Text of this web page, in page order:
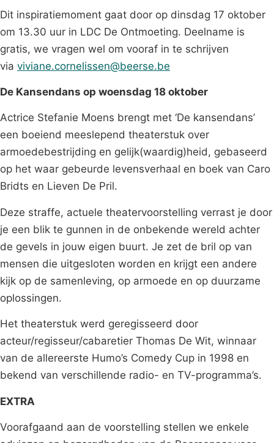
Dit inspiratiemoment gaat door op dinsdag 17 oktober
om 13.30 uur in LDC De Ontmoeting. Deelname is
gratis, we vragen wel om vooraf in te schrijven
via viviane.cornelissen@beerse.be
De Kansendans op woensdag 18 oktober
Actrice Stefanie Moens brengt met ‘De kansendans’
een boeiend meeslepend theaterstuk over
armoedebestrijding en gelijk(waardig)heid, gebaseerd
op het waar gebeurde levensverhaal en boek van Caro
Bridts en Lieven De Pril.
Deze straffe, actuele theatervoorstelling verrast je door
je een blik te gunnen in de onbekende wereld achter
de gevels in jouw eigen buurt. Je zet de bril op van
mensen die uitgesloten worden en krijgt een andere
kijk op de samenleving, op armoede en op duurzame
oplossingen.
Het theaterstuk werd geregisseerd door
acteur/regisseur/cabaretier Thomas De Wit, winnaar
van de allereerste Humo’s Comedy Cup in 1998 en
bekend van verschillende radio- en TV-programma’s.
EXTRA
Voorafgaand aan de voorstelling stellen we enkele